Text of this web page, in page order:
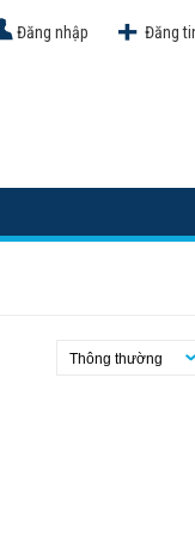
Đăng
Đăng nhập
Thông thường